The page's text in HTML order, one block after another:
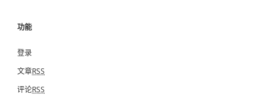
功能
登录
文章RSS
评论RSS